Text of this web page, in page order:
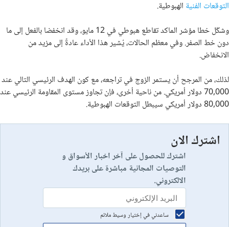
التوقعات الفنية الهبوطية.
وشكّل خطا مؤشر الماكد تقاطع هبوطي في 12 مايو، وقد انخفضا بالفعل إلى ما
دون خط الصفر. وفي معظم الحالات، يُشير هذا الأداء عادةً إلى مزيد من
الانخفاض.
لذلك، من المرجح أن يستمر الزوج في تراجعه، مع كون الهدف الرئيسي التالي عند
70,000 دولار أمريكي. من ناحية أخرى، فإن تجاوز مستوى المقاومة الرئيسي عند
80,000 دولار أمريكي سيبطل التوقعات الهبوطية.
اشترك الان
اشترك للحصول على آخر اخبار الأسواق و
التوصيات المجانية مباشرة على بريدك
الالكتروني.
ساعدني في إختيار وسيط ملائم